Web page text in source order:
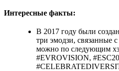
Интересные факты:
В 2017 году были
три эмодзи, связанные
можно по следующим
#EVROVISION,